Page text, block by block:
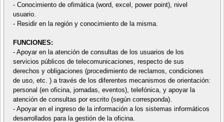
- Conocimiento de ofimática (word, excel, power point), nivel
usuario.
- Residir en la región y conocimiento de la misma.
FUNCIONES:
- Apoyar en la atención de consultas de los usuarios de los
servicios públicos de telecomunicaciones, respecto de sus
derechos y obligaciones (procedimiento de reclamos, condiciones
de uso, etc. ) a través de los diferentes mecanismos de orientación:
personal (en oficina, jornadas, eventos), telefónica, y apoyar la
atención de consultas por escrito (según corresponda).
- Apoyar en el ingreso de la información a los sistemas informáticos
desarrollados para la gestión de la oficina.